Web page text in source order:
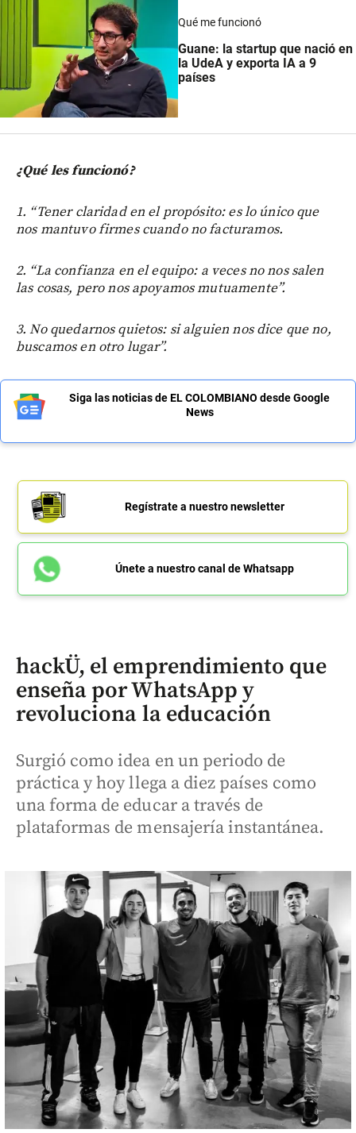
Qué me funcionó
Guane: la startup que nació en
la UdeA y exporta IA a 9
países
¿Qué les funcionó?
1. “Tener claridad en el propósito: es lo único que
nos mantuvo firmes cuando no facturamos.
2. “La confianza en el equipo: a veces no nos salen
las cosas, pero nos apoyamos mutuamente”.
3. No quedarnos quietos: si alguien nos dice que no,
buscamos en otro lugar”.
Siga las noticias de EL COLOMBIANO desde Google
News
Regístrate a nuestro newsletter
Únete a nuestro canal de Whatsapp
hackÜ, el emprendimiento que
enseña por WhatsApp y
revoluciona la educación
Surgió como idea en un periodo de
práctica y hoy llega a diez países como
una forma de educar a través de
plataformas de mensajería instantánea.